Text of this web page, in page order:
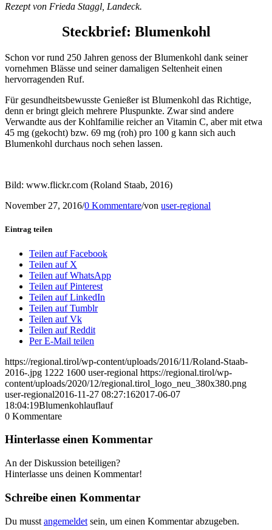
Rezept von Frieda Staggl, Landeck.
Steckbrief: Blumenkohl
Schon vor rund 250 Jahren genoss der Blumenkohl dank seiner
vornehmen Blässe und seiner damaligen Seltenheit einen
hervorragenden Ruf.
Für gesundheitsbewusste Genießer ist Blumenkohl das Richtige,
denn er bringt gleich mehrere Pluspunkte. Zwar sind andere
Verwandte aus der Kohlfamilie reicher an Vitamin C, aber mit etwa
45 mg (gekocht) bzw. 69 mg (roh) pro 100 g kann sich auch
Blumenkohl durchaus noch sehen lassen.
Bild: www.flickr.com (Roland Staab, 2016)
November 27, 2016/0 Kommentare/von user-regional
Eintrag teilen
Teilen auf Facebook
Teilen auf X
Teilen auf WhatsApp
Teilen auf Pinterest
Teilen auf LinkedIn
Teilen auf Tumblr
Teilen auf Vk
Teilen auf Reddit
Per E-Mail teilen
https://regional.tirol/wp-content/uploads/2016/11/Roland-Staab-
2016-.jpg 1222 1600 user-regional https://regional.tirol/wp-
content/uploads/2020/12/regional.tirol_logo_neu_380x380.png
user-regional2016-11-27 08:27:162017-06-07
18:04:19Blumenkohlauflauf
0 Kommentare
Hinterlasse einen Kommentar
An der Diskussion beteiligen?
Hinterlasse uns deinen Kommentar!
Schreibe einen Kommentar
Du musst angemeldet sein, um einen Kommentar abzugeben.